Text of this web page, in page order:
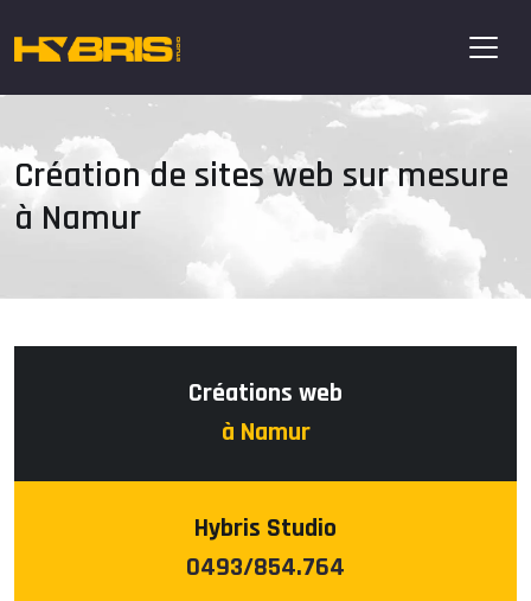
Création de sites web sur mesure
à Namur
Créations web
à Namur
Hybris Studio
0493/854.764